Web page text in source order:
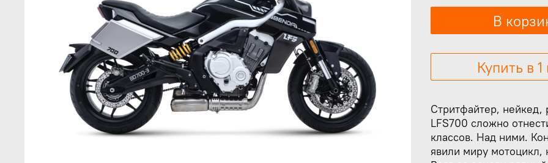
В
Купить в
Стритфайтер, нейкед,
LFS700 сложно
классов. Над ними.
явили миру